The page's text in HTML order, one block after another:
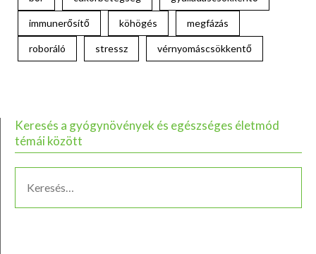
immunerősítő köhögés megfázás
roboráló stressz vérnyomáscsökkentő
Keresés a gyógynövények és egészséges életmód
témái között